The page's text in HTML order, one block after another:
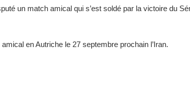
un match amical qui s’est soldé par la victoire du
en Autriche le 27 septembre prochain l’Iran.